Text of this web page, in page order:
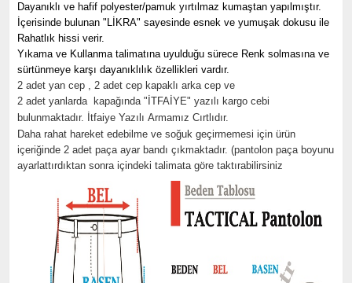
Dayanıklı ve hafif polyester/pamuk yırtılmaz kumaştan yapılmıştır.
İçerisinde bulunan "LİKRA" sayesinde esnek ve yumuşak dokusu ile
Rahatlık hissi verir.
Yıkama ve Kullanma talimatına uyulduğu sürece Renk solmasına ve
sürtünmeye karşı dayanıklılık özellikleri vardır.
2 adet yan cep , 2 adet cep kapaklı arka cep ve
2 adet yanlarda kapağında "İTFAİYE" yazılı kargo cebi
bulunmaktadır. İtfaiye Yazılı Armamız Cırtlıdır.
Daha rahat hareket edebilme ve soğuk geçirmemesi için ürün
içeriğinde 2 adet paça ayar bandı çıkmaktadır. (pantolon paça boyunu
ayarlattırdıktan sonra içindeki talimata göre taktırabilirsiniz